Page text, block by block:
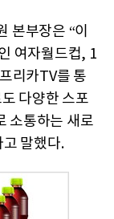
본부장은 “이
여자월드컵, 1
리카TV를 통
다양한 스포
소통하는 새로
말했다.